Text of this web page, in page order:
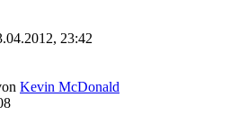
23:42
Kevin McDonald